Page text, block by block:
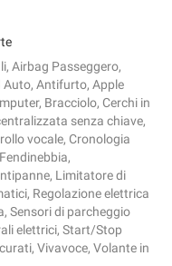
Airbag Passeggero,
Antifurto, Apple
Bracciolo, Cerchi in
senza chiave,
vocale, Cronologia
Limitatore di
Regolazione elettrica
Sensori di parcheggio
elettrici, Start/Stop
Vivavoce, Volante in